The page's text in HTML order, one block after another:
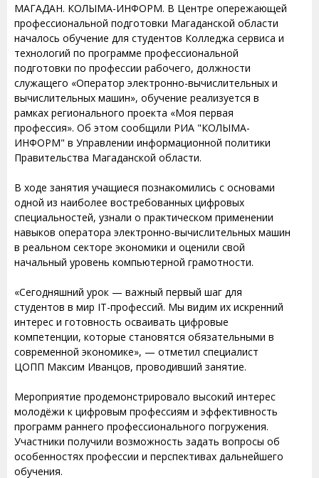
МАГАДАН. КОЛЫМА-ИНФОРМ. В Центре опережающей
профессиональной подготовки Магаданской области
началось обучение для студентов Колледжа сервиса и
технологий по программе профессиональной
подготовки по профессии рабочего, должности
служащего «Оператор электронно-вычислительных и
вычислительных машин», обучение реализуется в
рамках регионального проекта «Моя первая
профессия». Об этом сообщили РИА "КОЛЫМА-
ИНФОРМ" в Управлении информационной политики
Правительства Магаданской области.
В ходе занятия учащиеся познакомились с основами
одной из наиболее востребованных цифровых
специальностей, узнали о практическом применении
навыков оператора электронно-вычислительных машин
в реальном секторе экономики и оценили свой
начальный уровень компьютерной грамотности.
«Сегодняшний урок — важный первый шаг для
студентов в мир IT-профессий. Мы видим их искренний
интерес и готовность осваивать цифровые
компетенции, которые становятся обязательными в
современной экономике», — отметил специалист
ЦОПП Максим Иванцов, проводивший занятие.
Мероприятие продемонстрировало высокий интерес
молодёжи к цифровым профессиям и эффективность
программ раннего профессионального погружения.
Участники получили возможность задать вопросы об
особенностях профессии и перспективах дальнейшего
обучения.